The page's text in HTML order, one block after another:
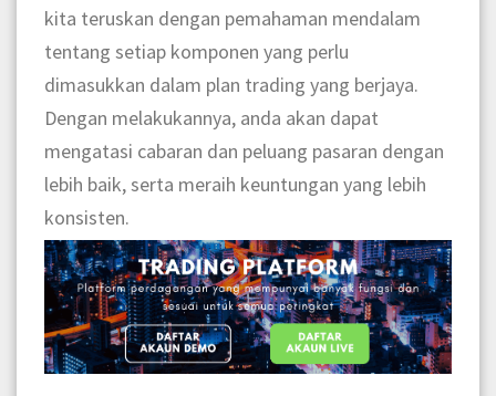
kita teruskan dengan pemahaman mendalam
tentang setiap komponen yang perlu
dimasukkan dalam plan trading yang berjaya.
Dengan melakukannya, anda akan dapat
mengatasi cabaran dan peluang pasaran dengan
lebih baik, serta meraih keuntungan yang lebih
konsisten.